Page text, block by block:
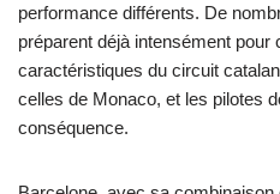
performance différents. De
préparent déjà intensément pour
caractéristiques du circuit
celles de Monaco, et les pilotes
conséquence.